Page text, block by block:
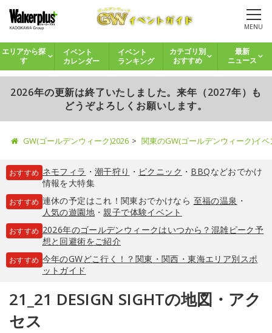
MENU
エリアから探
す
イベント
カレンダー
イベント
ランキング
カテゴリ別
おすすめ
最新
ニュース
2026年の更新は終了いたしました。来年（2027年）も
どうぞよろしくお願いします。
GW(ゴールデンウィーク)2026 関東のGW(ゴールデンウィーク)イ
おすすめ ネモフィラ ・ 潮干狩り ・ ピクニック ・ BBQなどおでかけ
情報を大特集
おすすめ 連休の予定はこれ！関東おでかけなら 至福の温泉 ・
人気の遊園地・親子で体験イベント
おすすめ 2026年のゴールデンウィークはいつから？混雑ピーク予
想と回避術をご紹介
おすすめ 今年のGWどこ行く！？関東・関西・東海エリア別スポ
ットガイド
21_21 DESIGN SIGHTの地図・アク
セス